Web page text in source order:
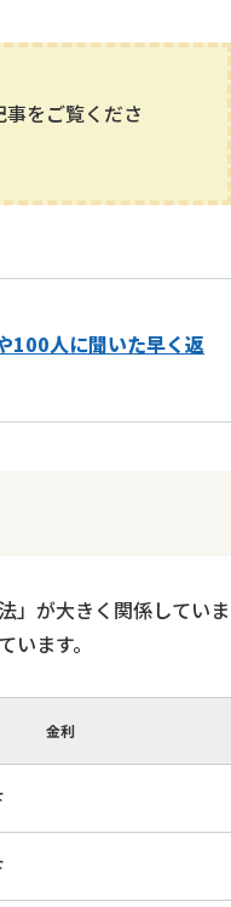
をご覧くださ
100人に聞いた早く返
」が大きく関係していま
ます。
金利